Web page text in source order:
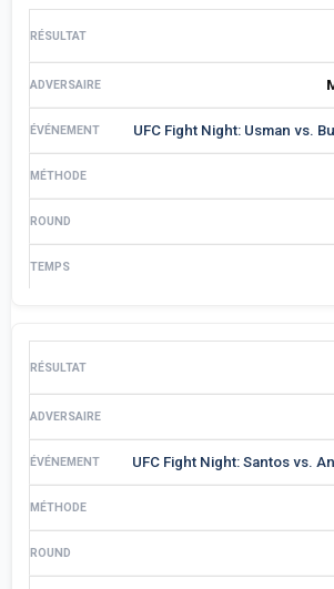
UFC Fight Night: Usman vs.
UFC Fight Night: Santos vs.